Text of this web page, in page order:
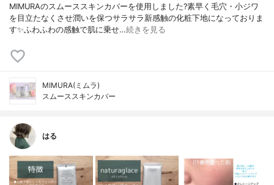
MIMURAのスムーススキンカバーを使用しました?素早く毛穴・小ジワ
を目立たなくさせ潤いを保つサラサラ新感触の化粧下地になっておりま
す✨ふわふわの感触で肌に乗せ…続きを見る
MIMURA(ミムラ)
スムーススキンカバー
はる